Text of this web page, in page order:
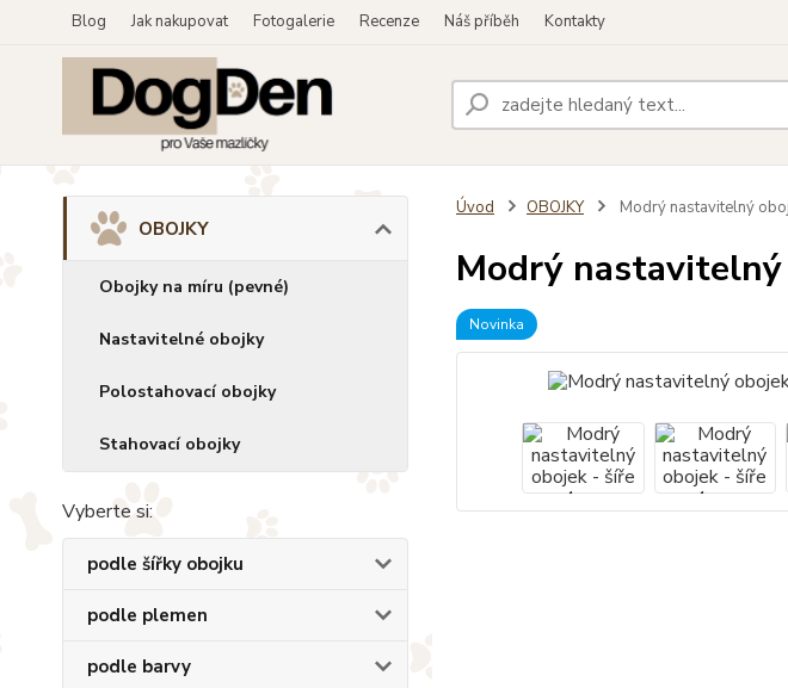
Blog Jak nakupovat Fotogalerie Recenze Náš příběh Kontakty
OBOJKY
Obojky na míru (pevné)
Nastavitelné obojky
Polostahovací obojky
Stahovací obojky
Vyberte si:
podle šířky obojku
podle plemen
podle barvy
Úvod OBOJKY Modrý nastavitelný
Modrý
Novinka